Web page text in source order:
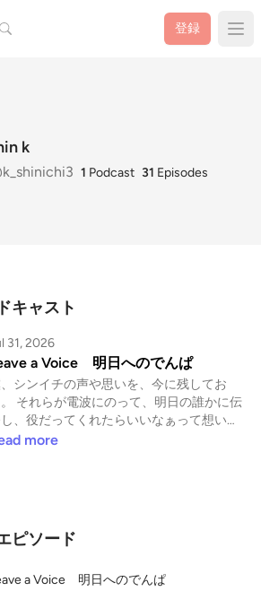
登録
k
1 Podcast 31 Episodes
キャスト
31, 2026
a Voice 明日へのでんぱ
シンイチの声や思いを、今に残してお
。 それらが電波にのって、明日の誰かに伝
、役だってくれたらいいなぁって想いで
たPodcastです。 なるべく毎週木曜日配
mtGYPZYTGRu3ce9B9 〔LISTE
https://listen.style/p/kshinichi3 〔Spotif
〔Amazon Music〕 http
more
ピソード
a Voice 明日へのでんぱ